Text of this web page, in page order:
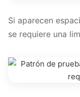
Si aparecen
se requiere una